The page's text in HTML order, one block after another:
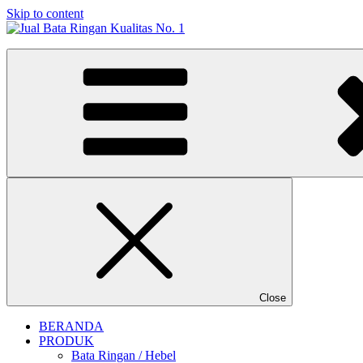
Skip to content
Jual Bata Ringan Kualitas No. 1
Harga Terbaik 2026
Close
BERANDA
PRODUK
Bata Ringan / Hebel